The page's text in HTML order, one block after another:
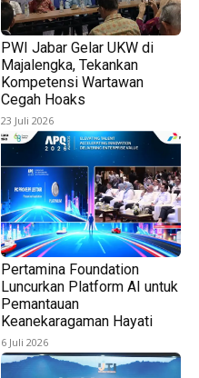
PWI Jabar Gelar UKW di
Majalengka, Tekankan
Kompetensi Wartawan
Cegah Hoaks
23 Juli 2026
Pertamina Foundation
Luncurkan Platform AI untuk
Pemantauan
Keanekaragaman Hayati
6 Juli 2026